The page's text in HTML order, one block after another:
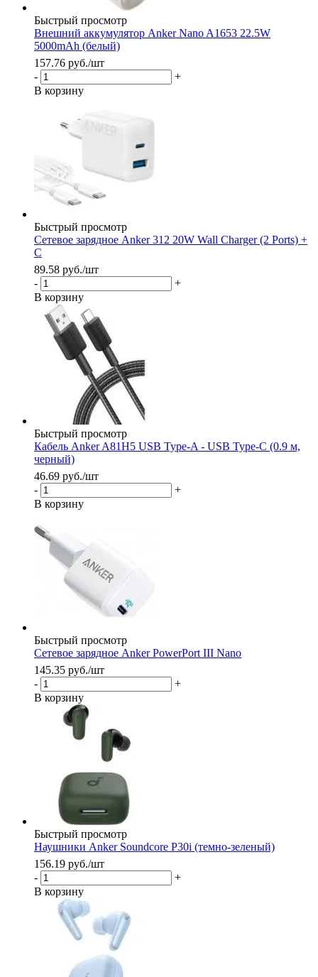
Быстрый просмотр
Внешний аккумулятор Anker Nano A1653 22.5W
5000mAh (белый)
157.76 руб./шт
-
+
В корзину
Быстрый просмотр
Сетевое зарядное Anker 312 20W Wall Charger (2 Ports) +
C
89.58 руб./шт
-
+
В корзину
Быстрый просмотр
Кабель Anker A81H5 USB Type-A - USB Type-C (0.9 м,
черный)
46.69 руб./шт
-
+
В корзину
Быстрый просмотр
Сетевое зарядное Anker PowerPort III Nano
145.35 руб./шт
-
+
В корзину
Быстрый просмотр
Наушники Anker Soundcore P30i (темно-зеленый)
156.19 руб./шт
-
+
В корзину